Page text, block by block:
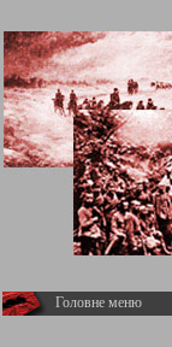
Головне меню